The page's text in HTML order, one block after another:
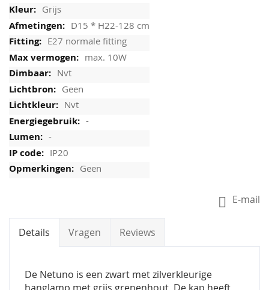
Grijs
D15 * H22-128 cm
E27 normale fitting
max. 10W
Nvt
Geen
Nvt
-
-
IP20
Geen
E-mail
Details Vragen Reviews
De Netuno is een zwart met zilverkleurige